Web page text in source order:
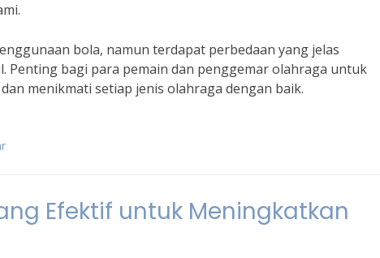
bola, namun terdapat perbedaan yang jelas
Penting bagi para pemain dan penggemar olahraga untuk
menikmati setiap jenis olahraga dengan baik.
Efektif untuk Meningkatkan